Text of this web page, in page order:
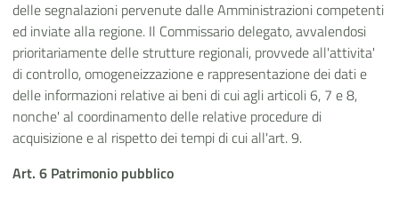
delle segnalazioni pervenute dalle Amministrazioni competenti
ed inviate alla regione. Il Commissario delegato, avvalendosi
prioritariamente delle strutture regionali, provvede all'attivita'
di controllo, omogeneizzazione e rappresentazione dei dati e
delle informazioni relative ai beni di cui agli articoli 6, 7 e 8,
nonche' al coordinamento delle relative procedure di
acquisizione e al rispetto dei tempi di cui all'art. 9.
Art. 6 Patrimonio pubblico